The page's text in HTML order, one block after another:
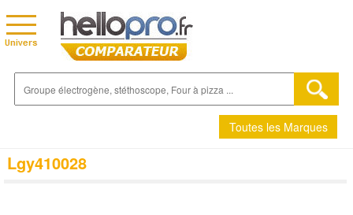
Toutes les Marques
Lgy410028